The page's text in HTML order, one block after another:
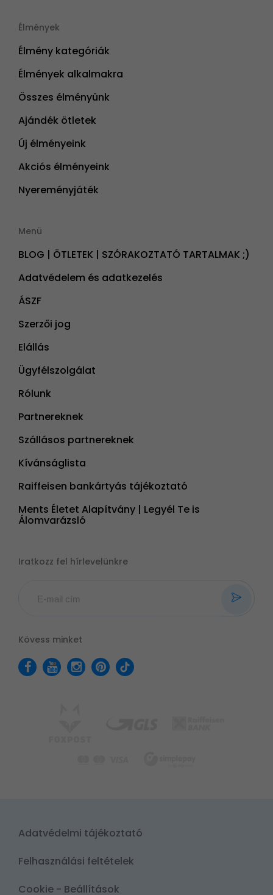
Élmények
Élmény kategóriák
Élmények alkalmakra
Összes élményünk
Ajándék ötletek
Új élményeink
Akciós élményeink
Nyereményjáték
Menü
BLOG | ÖTLETEK | SZÓRAKOZTATÓ TARTALMAK ;)
Adatvédelem és adatkezelés
ÁSZF
Szerzői jog
Elállás
Ügyfélszolgálat
Rólunk
Partnereknek
Szállásos partnereknek
Kívánságlista
Raiffeisen bankártyás tájékoztató
Ments Életet Alapítvány | Legyél Te is
Álomvarázsló
Iratkozz fel hírlevelünkre
Kövess minket
Adatvédelmi tájékoztató
Felhasználási feltételek
Cookie - Beállítások